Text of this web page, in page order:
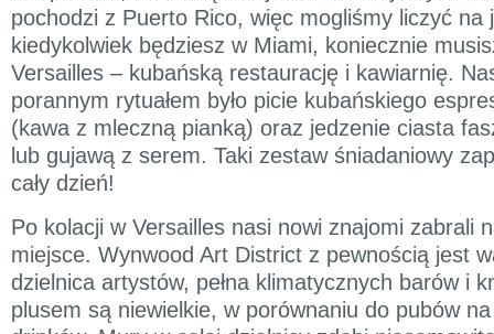
pochodzi z Puerto Rico, więc mogliśmy liczyć na
kiedykolwiek będziesz w Miami, koniecznie
Versailles – kubańską restaurację i kawiarnię.
porannym rytuałem było picie kubańskiego
(kawa z mleczną pianką) oraz jedzenie ciasta
lub gujawą z serem. Taki zestaw śniadaniowy
cały dzień!
Po kolacji w Versailles nasi nowi znajomi zabrali
miejsce. Wynwood Art District z pewnością jest
dzielnica artystów, pełna klimatycznych barów i
plusem są niewielkie, w porównaniu do pubów